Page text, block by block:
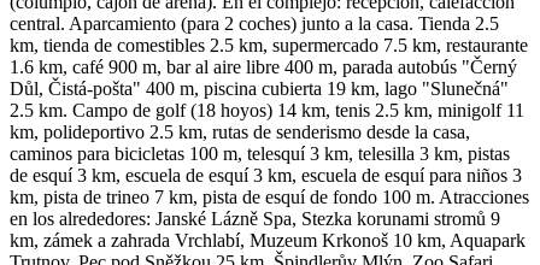
central. Aparcamiento (para 2 coches) junto a la casa. Tienda 2.5
km, tienda de comestibles 2.5 km, supermercado 7.5 km, restaurante
1.6 km, café 900 m, bar al aire libre 400 m, parada autobús "Černý
Důl, Čistá-pošta" 400 m, piscina cubierta 19 km, lago "Slunečná"
2.5 km. Campo de golf (18 hoyos) 14 km, tenis 2.5 km, minigolf 11
km, polideportivo 2.5 km, rutas de senderismo desde la casa,
caminos para bicicletas 100 m, telesquí 3 km, telesilla 3 km, pistas
de esquí 3 km, escuela de esquí 3 km, escuela de esquí para niños 3
km, pista de trineo 7 km, pista de esquí de fondo 100 m. Atracciones
en los alrededores: Janské Lázně Spa, Stezka korunami stromů 9
km, zámek a zahrada Vrchlabí, Muzeum Krkonoš 10 km, Aquapark